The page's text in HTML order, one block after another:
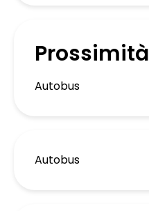
Prossimità
Autobus
Autobus